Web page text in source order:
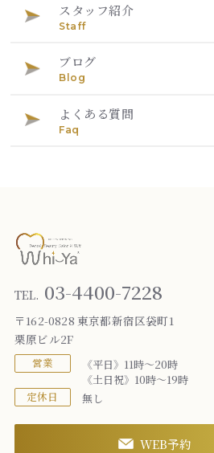
スタッフ紹介
Staff
ブログ
Blog
よくある質問
Faq
TEL. 03-4400-7228
〒162-0828 東京都新宿区袋町1
栗原ビル2F
営業
《平日》11時～20時
《土日祝》10時～19時
定休日 無し
WEB予約